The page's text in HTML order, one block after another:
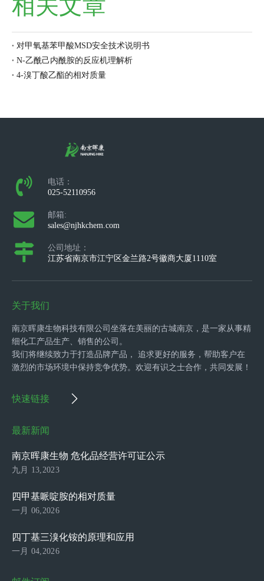
相关文章
对甲氧基苯甲酸MSD安全技术说明书
N-乙酰己内酰胺的反应机理解析
4-溴丁酸乙酯的相对质量
电话：
025-52110956
邮箱:
sales@njhkchem.com
公司地址：
江苏省南京市江宁区金兰路2号徽商大厦1110室
关于我们
南京晖康生物科技有限公司坐落在美丽的古城南京，是一家从事精
细化工产品生产、销售的公司。
我们将继续致力于打造品牌产品， 追求更好的服务，帮助客户在
激烈的市场环境中保持竞争优势。欢迎有识之士合作，共同发展！
快速链接
最新新闻
南京晖康生物 危化品经营许可证公示
九月 13,2023
四甲基哌啶胺的相对质量
一月 06,2026
四丁基三溴化铵的原理和应用
一月 04,2026